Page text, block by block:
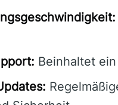
Beinhaltet